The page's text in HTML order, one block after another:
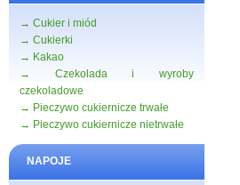
→ Cukier i miód
→ Cukierki
→ Kakao
→ Czekolada i wyroby
czekoladowe
→ Pieczywo cukiernicze trwałe
→ Pieczywo cukiernicze nietrwałe
NAPOJE